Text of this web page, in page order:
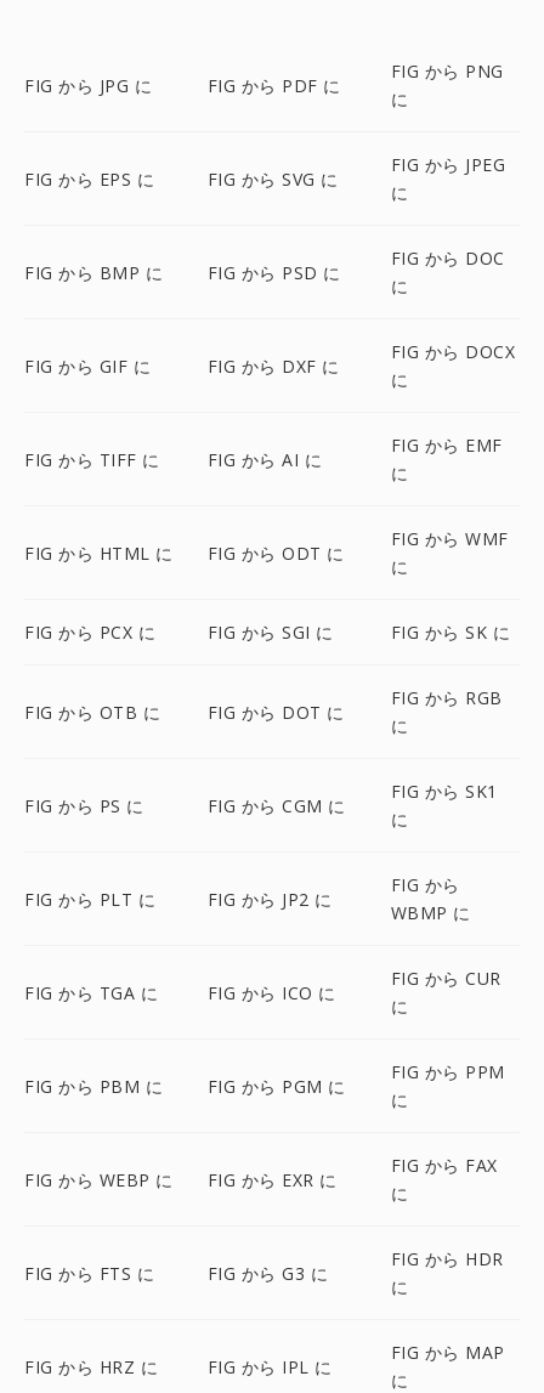
FIG から JPG に FIG から PDF に
FIG から PNG
に
FIG から EPS に FIG から SVG に
FIG から JPEG
に
FIG から BMP に FIG から PSD に
FIG から DOC
に
FIG から GIF に FIG から DXF に
FIG から DOCX
に
FIG から TIFF に FIG から AI に
FIG から EMF
に
FIG から HTML に FIG から ODT に
FIG から WMF
に
FIG から PCX に FIG から SGI に FIG から SK に
FIG から OTB に FIG から DOT に
FIG から RGB
に
FIG から PS に FIG から CGM に
FIG から SK1
に
FIG から PLT に FIG から JP2 に
FIG から
WBMP に
FIG から TGA に FIG から ICO に
FIG から CUR
に
FIG から PBM に FIG から PGM に
FIG から PPM
に
FIG から WEBP に FIG から EXR に
FIG から FAX
に
FIG から FTS に FIG から G3 に
FIG から HDR
に
FIG から HRZ に FIG から IPL に
FIG から MAP
に